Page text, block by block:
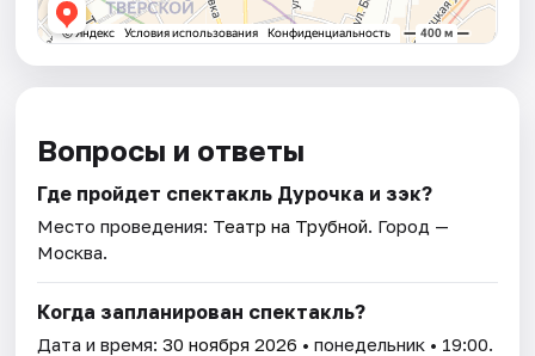
Вопросы и ответы
Где пройдет спектакль Дурочка и зэк?
Место проведения: Театр на Трубной. Город —
Москва.
Когда запланирован спектакль?
Дата и время:30 ноября 2026 • понедельник • 19:00.